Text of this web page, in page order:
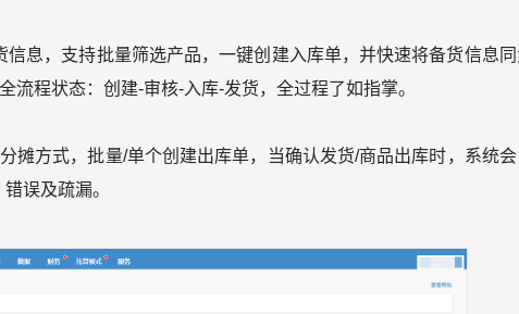
息，支持批量筛选产品，一键创建入库单，并快速将备货信息
程状态：创建-审核-入库-发货，全过程了如指掌。
摊方式，批量/单个创建出库单，当确认发货/商品出库时，系统
误及疏漏。